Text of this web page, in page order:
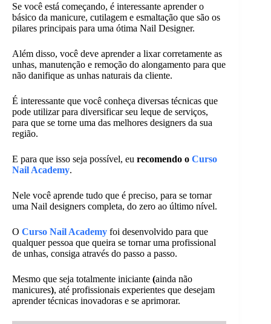
Se você está começando, é interessante aprender o
básico da manicure, cutilagem e esmaltação que são os
pilares principais para uma ótima Nail Designer.
Além disso, você deve aprender a lixar corretamente as
unhas, manutenção e remoção do alongamento para que
não danifique as unhas naturais da cliente.
É interessante que você conheça diversas técnicas que
pode utilizar para diversificar seu leque de serviços,
para que se torne uma das melhores designers da sua
região.
E para que isso seja possível, eu recomendo o Curso
Nail Academy.
Nele você aprende tudo que é preciso, para se tornar
uma Nail designers completa, do zero ao último nível.
O Curso Nail Academy foi desenvolvido para que
qualquer pessoa que queira se tornar uma profissional
de unhas, consiga através do passo a passo.
Mesmo que seja totalmente iniciante (ainda não
manicures), até profissionais experientes que desejam
aprender técnicas inovadoras e se aprimorar.